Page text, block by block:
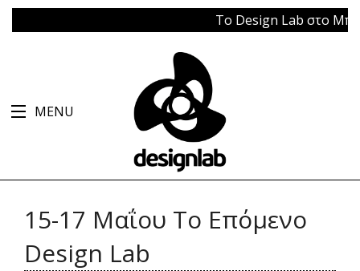
Το Design Lab στο
MENU
15-17 Mαΐου Το Επόμενο
Design Lab